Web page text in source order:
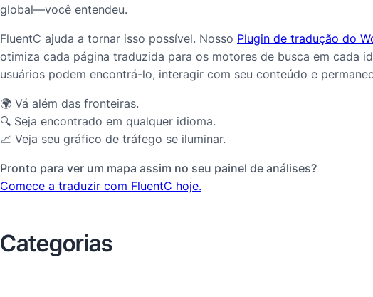
global—você entendeu.
FluentC ajuda a tornar isso possível. Nosso Plugin de tradução do
otimiza cada página traduzida para os motores de busca em cada
usuários podem encontrá-lo, interagir com seu conteúdo e
🌍 Vá além das fronteiras.
🔍 Seja encontrado em qualquer idioma.
📈 Veja seu gráfico de tráfego se iluminar.
Pronto para ver um mapa assim no seu painel de análises?
Comece a traduzir com FluentC hoje.
Categorias